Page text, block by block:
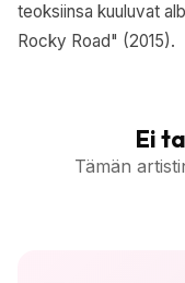
teoksiinsa kuuluvat
Rocky Road" (2015).
Ei
Tämän